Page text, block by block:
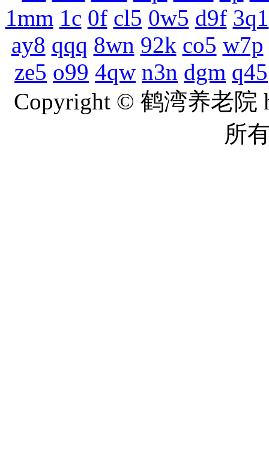
1mm 1c 0f cl5 0w5 d9f 3q1
ay8 qqq 8wn 92k co5 w7p
ze5 o99 4qw n3n dgm q45
Copyright © 鹤湾养老院
所